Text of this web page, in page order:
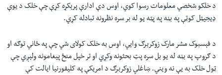
ژبې
د خلکو شخصي معلومات رسوا کوي، اوس دې ادارې پرېکړه کړې چې خلک د یوې
ډیجیټل کوټې په بڼه په پټه یو له بر سره نظرونه تبادله کړي.
د فېسبوک مشر مارک زوکربرګ وایي، اوس به خلک کولای شي چې په ځاني توګه او
د ګروپ په بڼه له یو بل سره پټ بحثونه وکړي او تر خپل منځ پیغامونه ولېږي چې
ټول خلک به یې نه ویني. ښاغلي زوکربرګ د امریکې په کلیفورنیا ایالت کې